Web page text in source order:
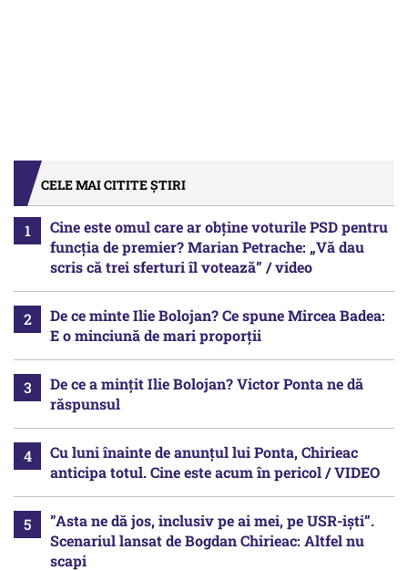
CELE MAI CITITE ȘTIRI
Cine este omul care ar obține voturile PSD pentru
funcția de premier? Marian Petrache: „Vă dau
scris că trei sferturi îl votează” / video
De ce minte Ilie Bolojan? Ce spune Mircea Badea:
E o minciună de mari proporții
De ce a mințit Ilie Bolojan? Victor Ponta ne dă
răspunsul
Cu luni înainte de anunțul lui Ponta, Chirieac
anticipa totul. Cine este acum în pericol / VIDEO
”Asta ne dă jos, inclusiv pe ai mei, pe USR-iști”.
Scenariul lansat de Bogdan Chirieac: Altfel nu
scapi